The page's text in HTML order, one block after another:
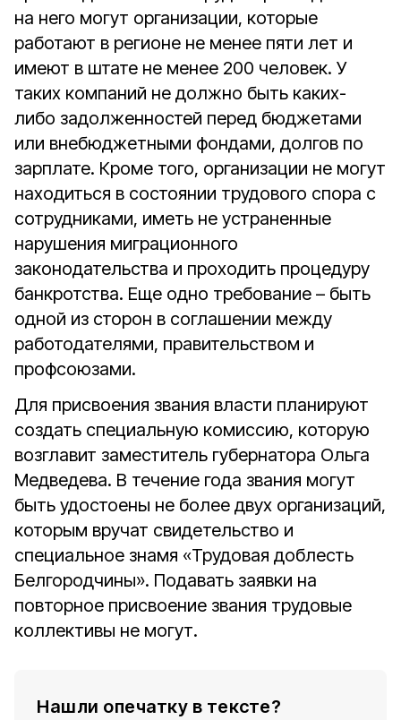
на него могут организации, которые
работают в регионе не менее пяти лет и
имеют в штате не менее 200 человек. У
таких компаний не должно быть каких-
либо задолженностей перед бюджетами
или внебюджетными фондами, долгов по
зарплате. Кроме того, организации не могут
находиться в состоянии трудового спора с
сотрудниками, иметь не устраненные
нарушения миграционного
законодательства и проходить процедуру
банкротства. Еще одно требование – быть
одной из сторон в соглашении между
работодателями, правительством и
профсоюзами.
Для присвоения звания власти планируют
создать специальную комиссию, которую
возглавит заместитель губернатора Ольга
Медведева. В течение года звания могут
быть удостоены не более двух организаций,
которым вручат свидетельство и
специальное знамя «Трудовая доблесть
Белгородчины». Подавать заявки на
повторное присвоение звания трудовые
коллективы не могут.
Нашли опечатку в тексте?